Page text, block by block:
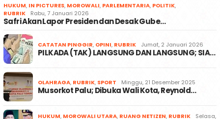
HUKUM, IN PICTURES, MOROWALI, PARLEMENTARIA, POLITIK,
RUBRIK
Rabu, 7 Januari 2026
Safri Akan Lapor Presiden dan Desak Gube…
CATATAN PINGGIR, OPINI, RUBRIK Jumat, 2 Januari 2026
PILKADA (TAK) LANGSUNG DAN LANGSUNG; SIA…
OLAHRAGA, RUBRIK, SPORT Minggu, 21 Desember 2025
Musorkot Palu; Dibuka Wali Kota, Reynold…
HUKUM, MOROWALI UTARA, RUANG NETIZEN, RUBRIK
Selasa,